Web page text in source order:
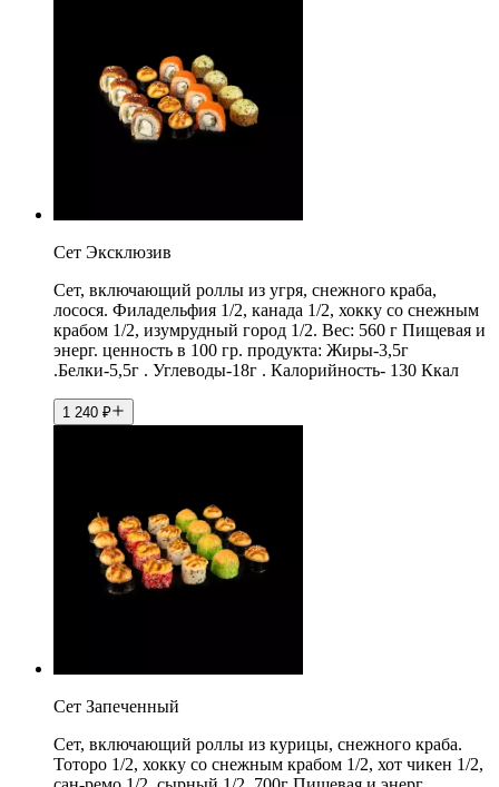
Сет Эксклюзив
Сет, включающий роллы из угря, снежного краба,
лосося. Филадельфия 1/2, канада 1/2, хокку со снежным
крабом 1/2, изумрудный город 1/2. Вес: 560 г Пищевая и
энерг. ценность в 100 гр. продукта: Жиры-3,5г
.Белки-5,5г . Углеводы-18г . Калорийность- 130 Ккал
1 240 ₽
Сет Запеченный
Сет, включающий роллы из курицы, снежного краба.
Тоторо 1/2, хокку со снежным крабом 1/2, хот чикен 1/2,